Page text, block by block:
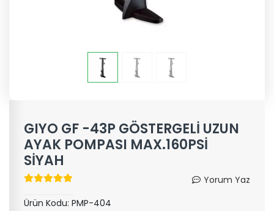
GIYO GF -43P GÖSTERGELİ UZUN
AYAK POMPASI MAX.160PSİ
SİYAH
Yorum Yaz
Ürün Kodu: PMP-404